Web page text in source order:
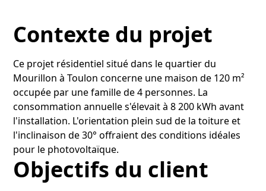
Contexte du projet
Ce projet résidentiel situé dans le quartier du
Mourillon à Toulon concerne une maison de 120 m²
occupée par une famille de 4 personnes. La
consommation annuelle s'élevait à 8 200 kWh avant
l'installation. L'orientation plein sud de la toiture et
l'inclinaison de 30° offraient des conditions idéales
pour le photovoltaïque.
Objectifs du client